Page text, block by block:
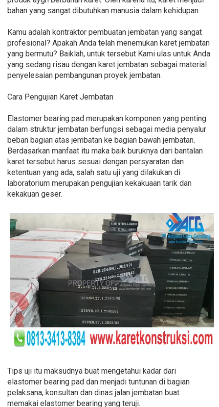
bahan yang sangat dibutuhkan manusia dalam kehidupan.
Kamu adalah kontraktor pembuatan jembatan yang sangat
profesional? Apakah Anda telah menemukan karet jembatan
yang bermutu? Baiklah, untuk tersebut Kami ulas untuk Anda
yang sedang risau dengan karet jembatan sebagai material
penyelesaian pembangunan proyek jembatan.
Cara Pengujian Karet Jembatan
Elastomer bearing pad merupakan komponen yang penting
dalam struktur jembatan berfungsi sebagai media penyalur
beban bagian atas jembatan ke bagian bawah jembatan.
Berdasarkan manfaat itu maka baik buruknya dari bantalan
karet tersebut harus sesuai dengan persyaratan dan
ketentuan yang ada, salah satu uji yang dilakukan di
laboratorium merupakan pengujian kekakuaan tarik dan
kekakuan geser.
Tips uji itu maksudnya buat mengetahui kadar dari
elastomer bearing pad dan menjadi tuntunan di bagian
pelaksana, konsultan dan dinas jalan jembatan buat
memakai elastomer bearing yang teruji.